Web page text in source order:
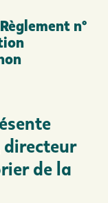
n°
directeur
de la